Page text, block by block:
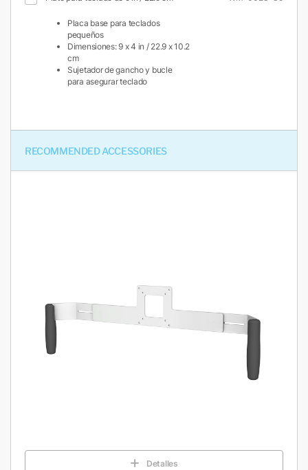
Placa base para teclados
pequeños
Dimensiones: 9 x 4 in / 22.9 x 10.2
cm
Sujetador de gancho y bucle
para asegurar teclado
RECOMMENDED ACCESSORIES
Detalles